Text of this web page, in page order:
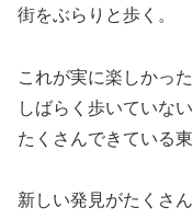
街をぶらりと歩く。
これが実に楽しかった
しばらく歩いていな
たくさんできている東
新しい発見がたくさん